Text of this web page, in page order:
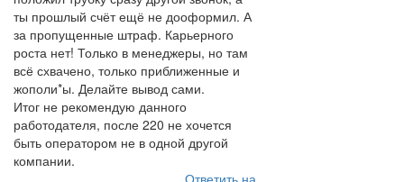
ты прошлый счёт ещё не дооформил. А
за пропущенные штраф. Карьерного
роста нет! Только в менеджеры, но там
всё схвачено, только приближенные и
жополи*ы. Делайте вывод сами.
Итог не рекомендую данного
работодателя, после 220 не хочется
быть оператором не в одной другой
компании.
Ответить на